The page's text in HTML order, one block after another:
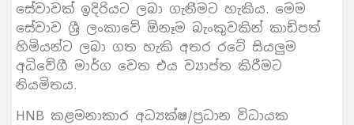
සේවාවක් ඉදිරියට ලබා ගැනීමට හැකිය. මෙම
සේවාව ශ්‍රී ලංකාවේ ඕනෑම බැංකුවකින් කාඩ්පත්
හිමියන්ට ලබා ගත හැකි අතර රටේ සියලුම
අධිවේගී මාර්ග වෙත එය ව්‍යාප්ත කිරීමට
නියමිතය.
HNB කළමනාකාර අධ්‍යක්ෂ/ප්‍රධාන විධායක